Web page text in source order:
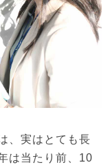
、実はとても長
は当たり前、10